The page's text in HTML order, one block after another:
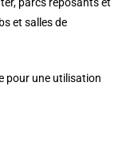
et salles de
pour une utilisation